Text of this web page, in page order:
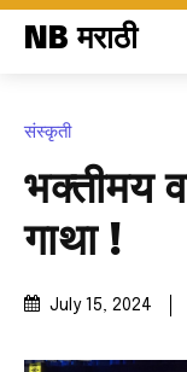
NB मराठी
संस्कृती
भक्तीमय
गाथा !
July 15, 2024